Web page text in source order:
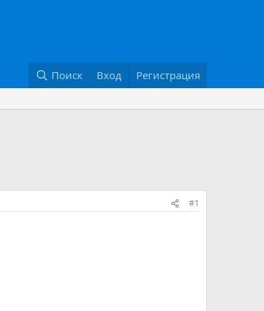
Поиск Вход Регистрация
#1